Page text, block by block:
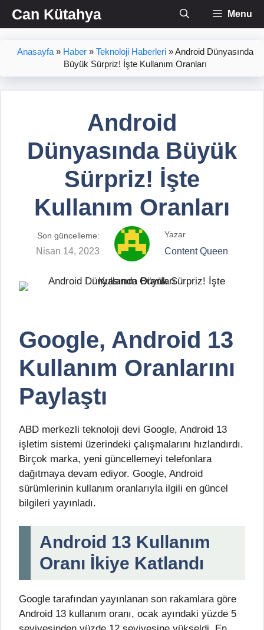
İçeriğe
atlaCan Kütahya Menu
Anasayfa» Haber» Teknoloji Haberleri»Android Dünyasında
Büyük Sürpriz! İşte Kullanım Oranları
Android
Dünyasında Büyük
Sürpriz! İşte
Kullanım Oranları
Son güncelleme:
Nisan 14, 2023
Yazar
Content Queen
Google, Android 13
Kullanım Oranlarını
Paylaştı
ABD merkezli teknoloji devi Google, Android 13
işletim sistemi üzerindeki çalışmalarını hızlandırdı.
Birçok marka, yeni güncellemeyi telefonlara
dağıtmaya devam ediyor. Google, Android
sürümlerinin kullanım oranlarıyla ilgili en güncel
bilgileri yayınladı.
Android 13 Kullanım
Oranı İkiye Katlandı
Google tarafından yayınlanan son rakamlara göre
Android 13 kullanım oranı, ocak ayındaki yüzde 5